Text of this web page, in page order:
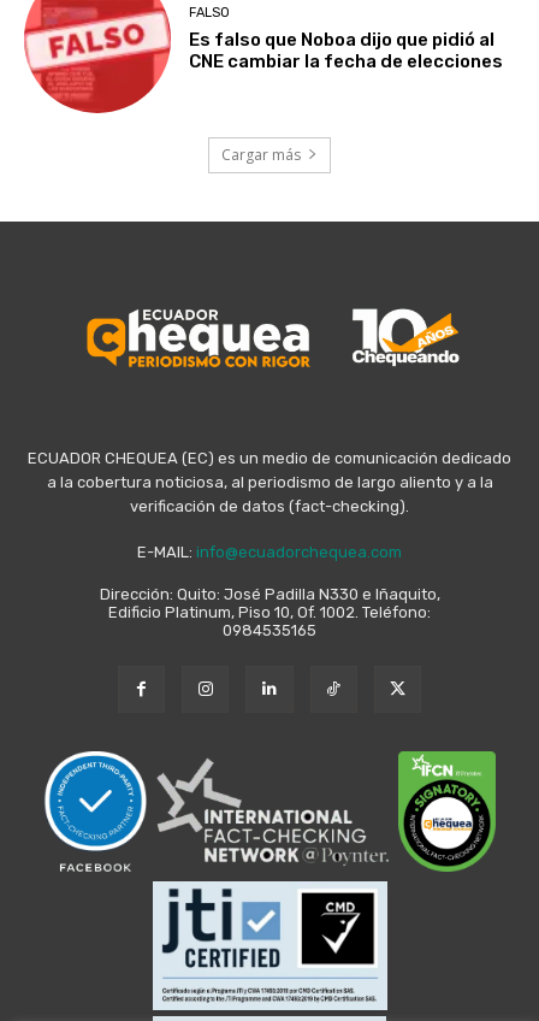
FALSO
Es falso que Noboa dijo que pidió al
CNE cambiar la fecha de elecciones
Cargar más
ECUADOR CHEQUEA (EC) es un medio de comunicación dedicado
a la cobertura noticiosa, al periodismo de largo aliento y a la
verificación de datos (fact-checking).
E-MAIL: info@ecuadorchequea.com
Dirección: Quito: José Padilla N330 e Iñaquito,
Edificio Platinum, Piso 10, Of. 1002. Teléfono:
0984535165